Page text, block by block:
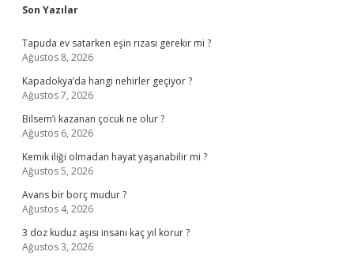
Sidebar
Son Yazılar
Tapuda ev satarken eşin rızası gerekir mi ?
Ağustos 8, 2026
Kapadokya’da hangi nehirler geçiyor ?
Ağustos 7, 2026
Bilsem’i kazanan çocuk ne olur ?
Ağustos 6, 2026
Kemik iliği olmadan hayat yaşanabilir mi ?
Ağustos 5, 2026
Avans bir borç mudur ?
Ağustos 4, 2026
3 doz kuduz aşısı insanı kaç yıl korur ?
Ağustos 3, 2026